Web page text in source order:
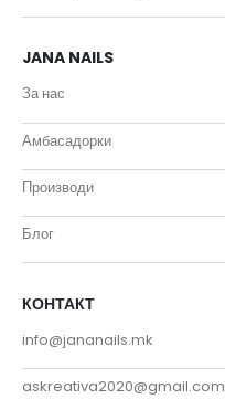
JANA NAILS
За нас
Амбасадорки
Производи
Блог
КОНТАКТ
info@jananails.mk
askreativa2020@gmail.com